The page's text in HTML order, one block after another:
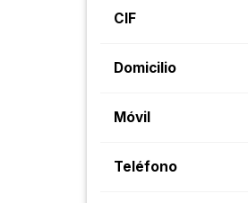
CIF
Domicilio
Móvil
Teléfono